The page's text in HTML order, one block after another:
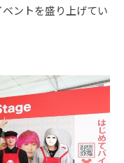
ントを盛り上げてい